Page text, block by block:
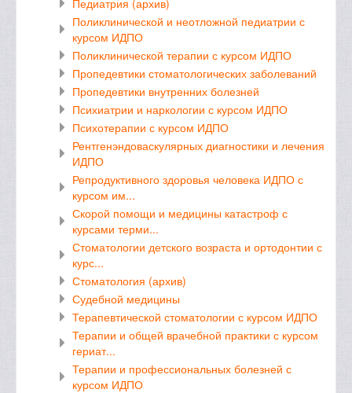
Поликлинической и неотложной педиатрии с
курсом ИДПО
Поликлинической терапии с курсом ИДПО
Пропедевтики стоматологических заболеваний
Пропедевтики внутренних болезней
Психиатрии и наркологии с курсом ИДПО
Психотерапии с курсом ИДПО
Рентгенэндоваскулярных диагностики и лечения
ИДПО
Репродуктивного здоровья человека ИДПО с
курсом им...
Скорой помощи и медицины катастроф с
курсами терми...
Стоматологии детского возраста и ортодонтии с
курс...
Стоматология (архив)
Судебной медицины
Терапевтической стоматологии с курсом ИДПО
Терапии и общей врачебной практики с курсом
гериат...
Терапии и профессиональных болезней с
курсом ИДПО